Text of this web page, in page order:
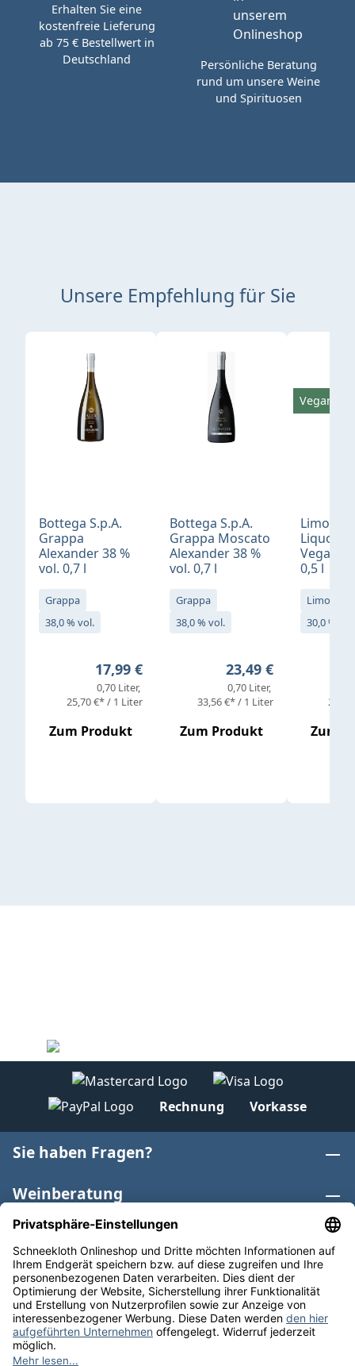
Erhalten Sie eine
kostenfreie Lieferung
ab 75 € Bestellwert in
Deutschland
Persönliche Beratung
rund um unsere Weine
und Spirituosen
Unsere Empfehlung für Sie
Produktgalerie überspringen
Bottega S.p.A.
Grappa
Alexander 38 %
vol. 0,7 l
Grappa
38,0 % vol.
Regulärer Preis:
17,99 €
0,70 Liter
25,70 €* / 1 Liter
Zum Produkt
Bottega S.p.A.
Grappa Moscato
Alexander 38 %
vol. 0,7 l
Grappa
38,0 % vol.
Regulärer Preis:
23,49 €
0,70 Liter
33,56 €* / 1 Liter
Zum Produkt
Liquore
Vegan
0,5 l
30,0 % vol.
Zum
Vegan
Rechnung Vorkasse
Sie haben Fragen?
Weinberatung
Informationen
Weinkategorien
Internationaler Wein
* Alle Preise inkl. gesetzl. Mehrwertsteuer zzgl.